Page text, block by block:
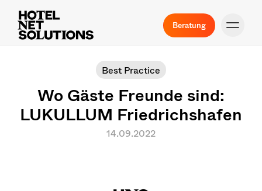
Beratung
Best Practice
Wo Gäste Freunde sind:
LUKULLUM Friedrichshafen
14.09.2022